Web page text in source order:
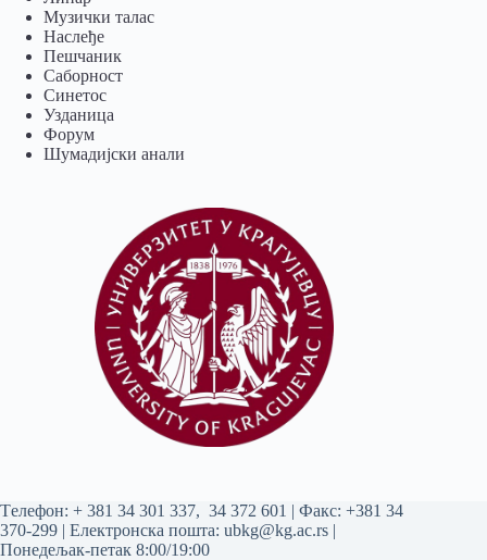
Музички талас
Наслеђе
Пешчаник
Саборност
Синетос
Узданица
Форум
Шумадијски анали
Tелефон: + 381 34 301 337, 34 372 601 | Факс: +381 34
370-299 | Електронска пошта: ubkg@kg.ac.rs |
Понедељак-петак 8:00/19:00